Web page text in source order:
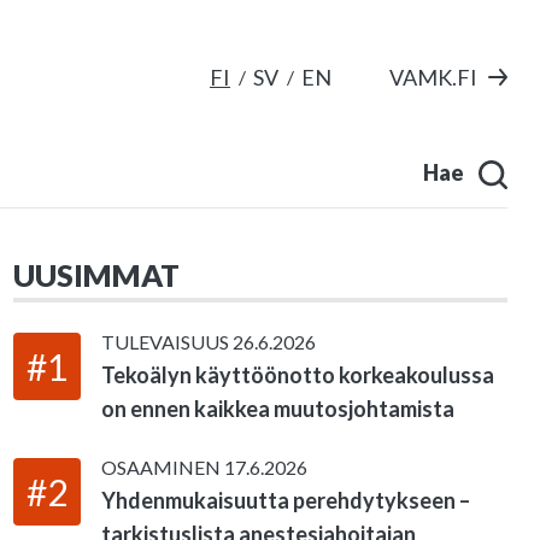
FI SV EN VAMK.FI
Hae
UUSIMMAT
#1
TULEVAISUUS 26.6.2026
Tekoälyn käyttöönotto korkeakoulussa
on ennen kaikkea muutosjohtamista
#2
OSAAMINEN 17.6.2026
Yhdenmukaisuutta perehdytykseen –
tarkistuslista anestesiahoitajan